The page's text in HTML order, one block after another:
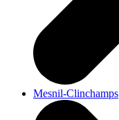
Mesnil-Clinchamps